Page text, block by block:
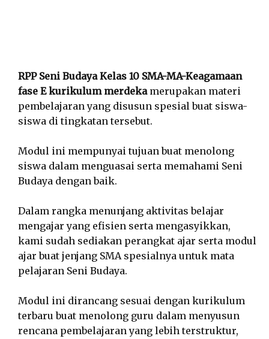
RPP Seni Budaya Kelas 10 SMA-MA-Keagamaan
fase E kurikulum merdekamerupakan materi
pembelajaran yang disusun spesial buat siswa-
siswa di tingkatan tersebut.
Modul ini mempunyai tujuan buat menolong
siswa dalam menguasai serta memahami Seni
Budaya dengan baik.
Dalam rangka menunjang aktivitas belajar
mengajar yang efisien serta mengasyikkan,
kami sudah sediakan perangkat ajar serta modul
ajar buat jenjang SMA spesialnya untuk mata
pelajaran Seni Budaya.
Modul ini dirancang sesuai dengan kurikulum
terbaru buat menolong guru dalam menyusun
rencana pembelajaran yang lebih terstruktur,